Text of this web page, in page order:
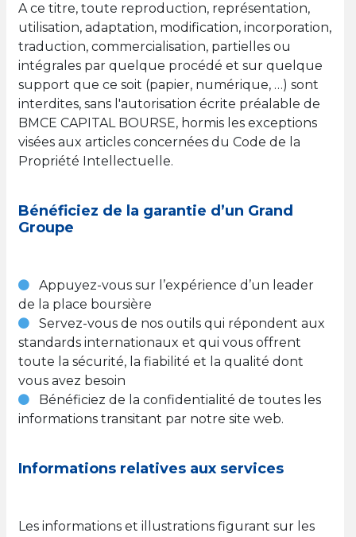
A ce titre, toute reproduction, représentation,
utilisation, adaptation, modification, incorporation,
traduction, commercialisation, partielles ou
intégrales par quelque procédé et sur quelque
support que ce soit (papier, numérique, …) sont
interdites, sans l'autorisation écrite préalable de
BMCE CAPITAL BOURSE, hormis les exceptions
visées aux articles concernées du Code de la
Propriété Intellectuelle.
Bénéficiez de la garantie d’un Grand
Groupe
Appuyez-vous sur l’expérience d’un leader
de la place boursière
Servez-vous de nos outils qui répondent aux
standards internationaux et qui vous offrent
toute la sécurité, la fiabilité et la qualité dont
vous avez besoin
Bénéficiez de la confidentialité de toutes les
informations transitant par notre site web.
Informations relatives aux services
Les informations et illustrations figurant sur les